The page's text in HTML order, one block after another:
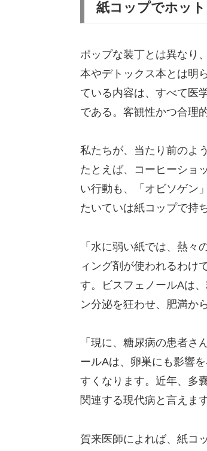
紙コップでホッ
ポップな装丁とは異なり
本やデトックス本とは明
ている内容は、すべて医
である。客観性かつ合理
私たちが、当たり前のよ
たとえば、コーヒーショ
い行動も、「オビソゲン
たいていは紙コップで持
「水に弱い紙では、熱
ィング剤が使われるわけ
す。ビスフェノールAは
ン分泌を狂わせ、肥満か
「現に、糖尿病の患者
ールAは、卵巣にも影響
すくなります。近年、多
関連する現代病と言えま
賀来医師によれば、紙コ